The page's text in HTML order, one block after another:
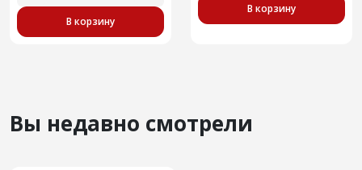
В корзину
В корзину
Вы недавно смотрели